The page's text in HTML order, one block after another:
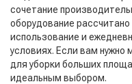
сочетание
оборудование
использование и
условиях. Если вам нужно
для уборки больших
идеальным выбором.